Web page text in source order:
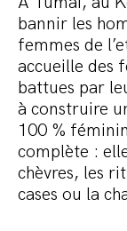
bannir les
femmes de
accueille des
battues par
à construire
100 %
complète :
chèvres, les
cases ou la